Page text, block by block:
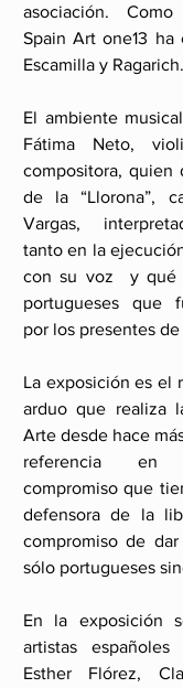
asociación.
Spain Art one13 ha
Escamilla y Ragarich.
El ambiente
Fátima Neto,
compositora,
de la “Llorona”,
Vargas,
tanto en la
con su voz  y
portugueses que
por los presentes
La exposición es el
arduo que realiza
Arte desde hace
referencia en
compromiso que
defensora de la
compromiso de
sólo portugueses
En la exposición
artistas
Esther Flórez,